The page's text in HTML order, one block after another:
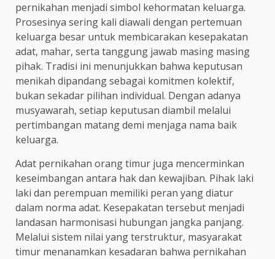
pernikahan menjadi simbol kehormatan keluarga.
Prosesinya sering kali diawali dengan pertemuan
keluarga besar untuk membicarakan kesepakatan
adat, mahar, serta tanggung jawab masing masing
pihak. Tradisi ini menunjukkan bahwa keputusan
menikah dipandang sebagai komitmen kolektif,
bukan sekadar pilihan individual. Dengan adanya
musyawarah, setiap keputusan diambil melalui
pertimbangan matang demi menjaga nama baik
keluarga.
Adat pernikahan orang timur juga mencerminkan
keseimbangan antara hak dan kewajiban. Pihak laki
laki dan perempuan memiliki peran yang diatur
dalam norma adat. Kesepakatan tersebut menjadi
landasan harmonisasi hubungan jangka panjang.
Melalui sistem nilai yang terstruktur, masyarakat
timur menanamkan kesadaran bahwa pernikahan